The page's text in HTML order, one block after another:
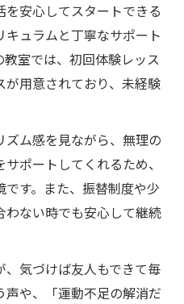
安心してスタートできる
ュラムと丁寧なサポート
室では、初回体験レッス
用意されており、未経験
ム感を見ながら、無理の
ポートしてくれるため、
す。また、振替制度や少
ない時でも安心して継続
気づけば友人もできて毎
や、「運動不足の解消だ